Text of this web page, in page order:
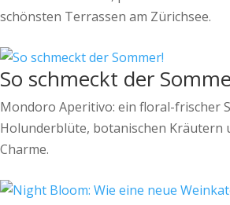
schönsten Terrassen am Zürichsee.
So schmeckt der
Mondoro Aperitivo: ein floral-frischer
Holunderblüte, botanischen Kräutern
Charme.